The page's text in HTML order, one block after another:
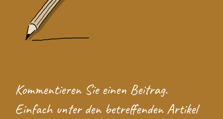
Kommentieren Sie einen Beitrag.
Einfach unter den betreffenden Artikel